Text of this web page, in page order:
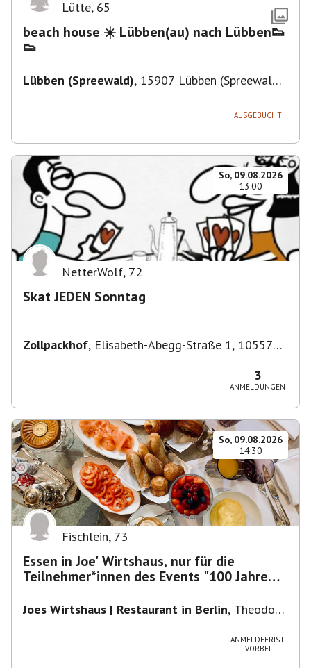
Lütte, 65
beach house ☀️ Lübben(au) nach Lübben👟
👟
Lübben (Spreewald), 15907 Lübben (Spreewald),
AUSGEBUCHT
So, 09.08.2026
13:00
NetterWolf, 72
Skat JEDEN Sonntag
Zollpackhof, Elisabeth-Abegg-Straße 1, 10557
3
ANMELDUNGEN
So, 09.08.2026
14:30
Fischlein, 73
Essen in Joe' Wirtshaus, nur für die
Teilnehmer*innen des Events "100 Jahre
Joes Wirtshaus | Restaurant in Berlin, Theodor-
ANMELDEFRIST
VORBEI